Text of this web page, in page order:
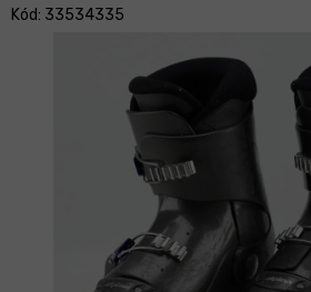
Kód: 33534335